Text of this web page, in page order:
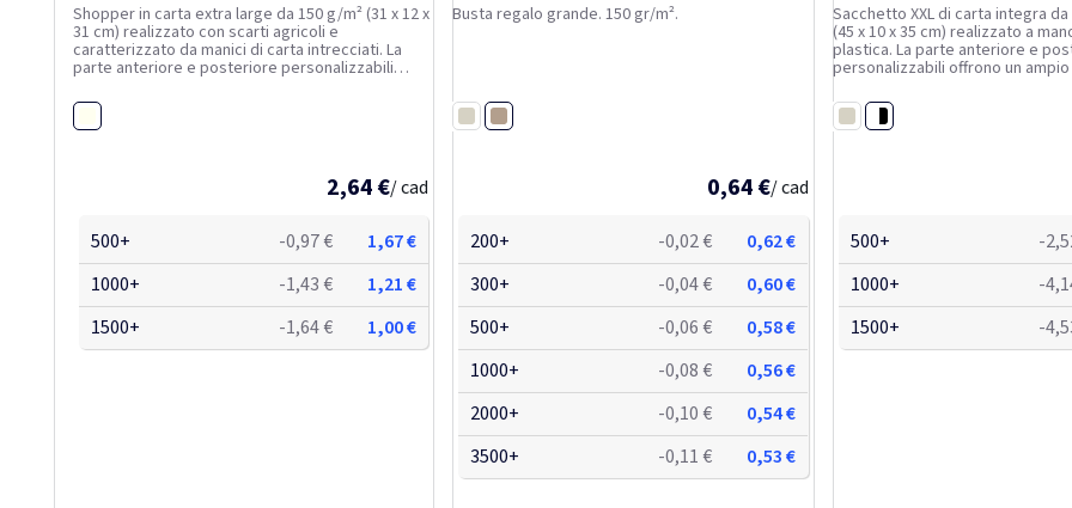
Shopper in carta extra large da 150 g/m² (31 x 12 x
31 cm) realizzato con scarti agricoli e
caratterizzato da manici di carta intrecciati. La
parte anteriore e posteriore personalizzabili
qualsiasi altro design, rendendolo un ottimo
strumento di...
2,64 €/ cad
500+ -0,97 €
1,67 €
1000+
-1,43 €
1,21 €
1500+
-1,64 € 1,00 €
Busta regalo grande. 150 gr/m².
BiancoBeige
0,64 €/ cad
200+ -0,02 €
0,62 €
300+
-0,04 €
0,60 €
500+
-0,06 €
0,58 €
1000+
-0,08 €
0,56 €
2000+
-0,10 €
0,54 €
3500+
-0,11 € 0,53 €
Sacchetto XXL di carta integra
(45 x 10 x 35 cm) realizzato a
plastica. La parte anteriore e
personalizzabili offrono un
rendendolo un ottimo strumento
aziendale. Realizzata in...
BiancoBianco / Nero
500+
-
1000+
-
1500+
-